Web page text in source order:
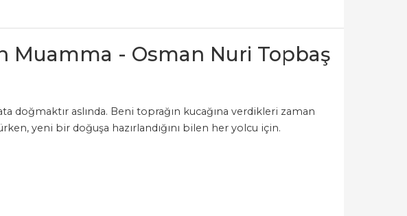
Muamma - Osman Nuri Topbaş
doğmaktır aslında. Beni toprağın kucağına verdikleri zaman
yeni bir doğuşa hazırlandığını bilen her yolcu için.